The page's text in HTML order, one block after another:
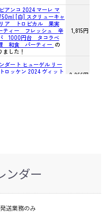
ンダー
発送業務のみ